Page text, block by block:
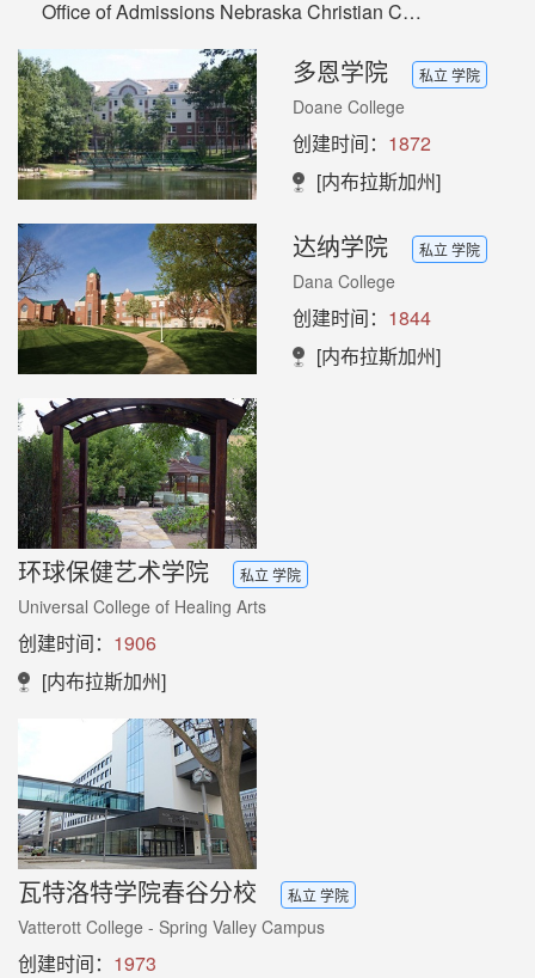
Office of Admissions Nebraska Christian College 12550 S 114th St. Papillion, NE 68046
多恩学院 私立 学院
Doane College
创建时间： 1872
[内布拉斯加州]
达纳学院 私立 学院
Dana College
创建时间： 1844
[内布拉斯加州]
环球保健艺术学院 私立 学院
Universal College of Healing Arts
创建时间： 1906
[内布拉斯加州]
瓦特洛特学院春谷分校 私立 学院
Vatterott College - Spring Valley Campus
创建时间： 1973